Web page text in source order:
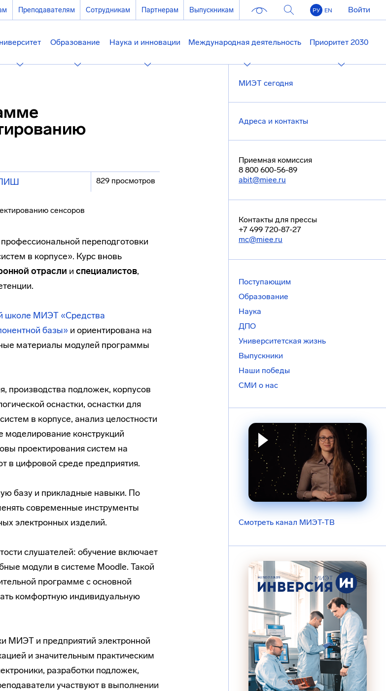
Преподавателям Сотрудникам Партнерам Выпускникам РУ EN Войти
Образование Наука и инновации Международная деятельность Приоритет 2030
829 просмотров
переподготовки
в корпусе». Курс вновь
отрасли и специалистов,
школе МИЭТ «Средства
базы» и ориентирована на
материалы модулей программы
производства подложек, корпусов
оснастки, оснастки для
в корпусе, анализ целостности
моделирование конструкций
проектирования систем на
в цифровой среде предприятия.
базу и прикладные навыки. По
современные инструменты
электронных изделий.
слушателей: обучение включает
модули в системе Moodle. Такой
программе с основной
комфортную индивидуальную
МИЭТ и предприятий электронной
и значительным практическим
разработки подложек,
участвуют в выполнении
МИЭТ сегодня
Адреса и контакты
Приемная комиссия
8 800 600-56-89
abit@miee.ru
Контакты для прессы
+7 499 720-87-27
mc@miee.ru
Поступающим
Образование
Наука
ДПО
Университетская жизнь
Выпускники
Наши победы
СМИ о нас
Смотреть канал МИЭТ-ТВ